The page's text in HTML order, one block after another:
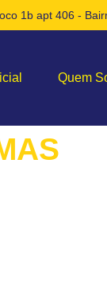
1b apt 406 -
Quem